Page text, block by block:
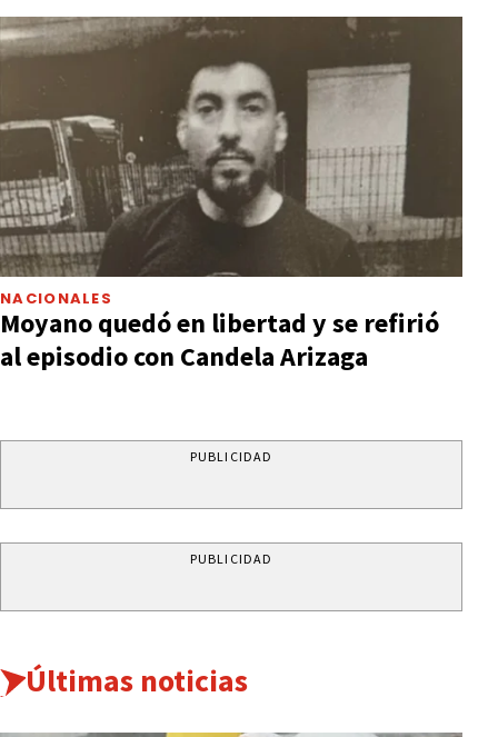
NACIONALES
Moyano quedó en libertad y se refirió
al episodio con Candela Arizaga
PUBLICIDAD
PUBLICIDAD
Últimas noticias